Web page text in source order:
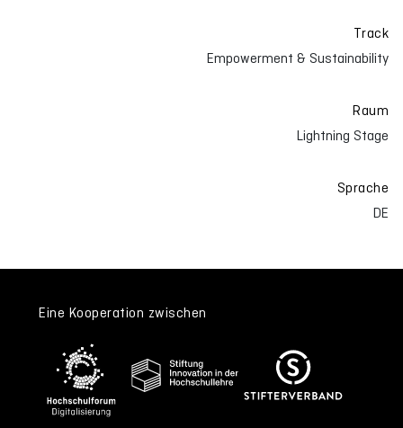
Track
Empowerment & Sustainability
Raum
Lightning Stage
Sprache
DE
Eine Kooperation zwischen